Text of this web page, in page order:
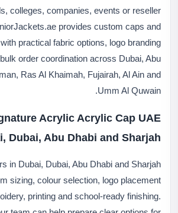
colleges, companies, events or reseller
provides custom caps and
practical fabric options, logo branding
order coordination across Dubai, Abu
Ras Al Khaimah, Fujairah, Al Ain and
Umm Al Quwain.
Acrylic Acrylic Cap UAE
Dubai, Abu Dhabi and Sharjah
in Dubai, Dubai, Abu Dhabi and Sharjah
sizing, colour selection, logo placement
printing and school-ready finishing.